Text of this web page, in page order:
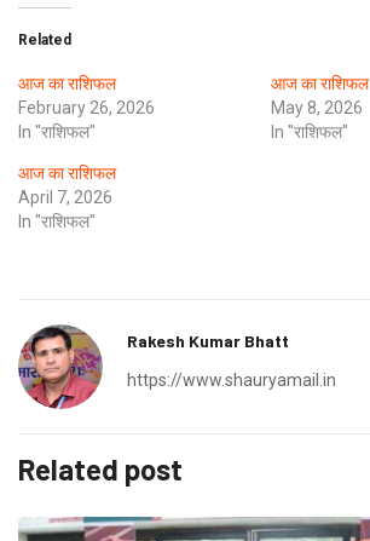
Related
आज का राशिफल
February 26, 2026
In "राशिफल"
आज का राशिफल
May 8, 2026
In "राशिफल"
आज का राशिफल
April 7, 2026
In "राशिफल"
Rakesh Kumar Bhatt
https://www.shauryamail.in
Related post